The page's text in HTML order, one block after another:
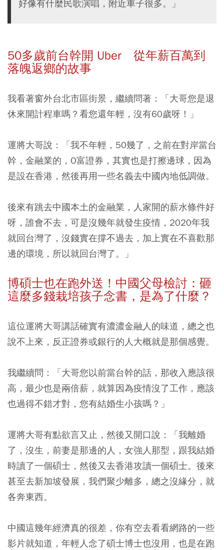
好像有什麼民歌演唱，附近車子很多。」
50多歲前台幹開 Uber 從年薪百萬到
落魄返鄉的故事
我看著窗外台北市區街景，繼續問著：「大哥您是退
休來開計程車嗎？看您還年輕，沒有60歲呀！」
運將大哥說：
「我不年輕，50幾了，之前在對岸當台
幹，金融業的，O富證券，其實也是打擦邊球，因為
是設在香港，然後再用一些名義去中國內地低調做。
後來有跳去中國本土的金融業，人家開的薪水條件好
呀，誰會不去，可是沒幾年就發生疫情，2020年我
就回台灣了，沒錢實在撐不過去，加上實在不喜歡那
邊的環境，所以就回台灣了。」
博碩士也在跑外送！中國父母檢討：砸
這麼多錢栽培孩子念書，是為了什麼？
這位運將大哥講話確實有濃濃金融人的味道，總之也
說不上來，反正證券或銀行的人大概就是那個感覺。
我繼續問：「大哥您以前當台幹的話，那收入應該很
高，最少也是兩倍薪，就算因為疫情沒了工作，應該
也過得不錯才對，您有結婚生小孩嗎？」
運將大哥有點欲言又止，然後又開口說：「我離婚
了，沒生， 前妻是那邊的人，女強人那型，跟我結婚
時讀了一個碩士，然後又去香港攻讀一個碩士。後來
甚至去新加坡發展，我們聚少離多，總之沒緣分，就
各奔東西。
中國這幾年經濟真的很差，你有空去看看網路的一些
影片就知道，年輕人念了碩士博士也沒用，也是在跑